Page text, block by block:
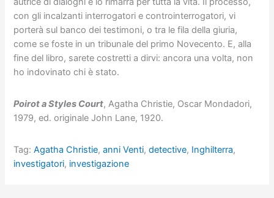
con gli incalzanti interrogatori e controinterrogatori, vi
porterà sul banco dei testimoni, o tra le fila della giuria,
come se foste in un tribunale del primo Novecento. E, alla
fine del libro, sarete costretti a dirvi: ancora una volta, non
ho indovinato chi è stato.
Poirot a Styles Court, Agatha Christie, Oscar Mondadori,
1979, ed. originale John Lane, 1920.
Tag:Agatha Christie,anni Venti,detective, Inghilterra,
investigatori, investigazione